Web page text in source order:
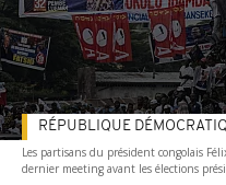
Les partisans du président congolais
dernier meeting avant les élections
RÉPUBLIQUE